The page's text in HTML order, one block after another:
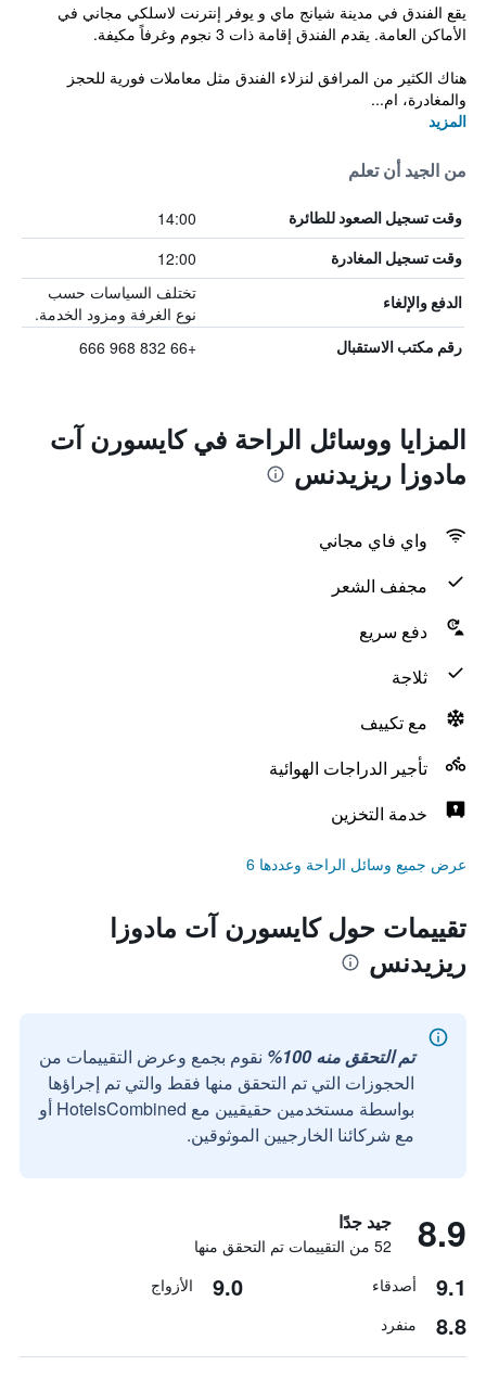
يقع الفندق في مدينة شيانج ماي و يوفر إنترنت لاسلكي مجاني في
الأماكن العامة. يقدم الفندق إقامة ذات 3 نجوم وغرفاً مكيفة.
هناك الكثير من المرافق لنزلاء الفندق مثل معاملات فورية للحجز
والمغادرة، ام...
المزيد
من الجيد أن تعلم
وقت تسجيل الصعود للطائرة 14:00
وقت تسجيل المغادرة 12:00
الدفع والإلغاء
تختلف السياسات حسب
نوع الغرفة ومزود الخدمة.
رقم مكتب الاستقبال +66 832 968 666
المزايا ووسائل الراحة في كايسورن آت
مادوزا ريزيدنس
واي فاي مجاني
مجفف الشعر
دفع سريع
ثلاجة
مع تكييف
تأجير الدراجات الهوائية
خدمة التخزين
عرض جميع وسائل الراحة وعددها 6
تقييمات حول كايسورن آت مادوزا
ريزيدنس
تم التحقق منه 100%
نقوم بجمع وعرض التقييمات من
الحجوزات التي تم التحقق منها فقط والتي تم إجراؤها
بواسطة مستخدمين حقيقيين مع HotelsCombined أو
مع شركائنا الخارجيين الموثوقين.
8.9 جيد جدًا
52 من التقييمات تم التحقق منها
9.1 أصدقاء 9.0 الأزواج
8.8 منفرد